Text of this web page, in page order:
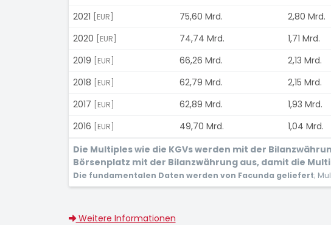
2021
[EUR] 75,60 Mrd. 2,80 Mrd.
2020
[EUR] 74,74 Mrd. 1,71 Mrd.
2019
[EUR] 66,26 Mrd. 2,13 Mrd.
2018
[EUR] 62,79 Mrd. 2,15 Mrd.
2017
[EUR] 62,89 Mrd. 1,93 Mrd.
2016
[EUR] 49,70 Mrd. 1,04 Mrd.
Die Multiples wie die KGVs werden mit der
Börsenplatz mit der Bilanzwährung aus, damit die
Die fundamentalen Daten werden von Facunda geliefert;
Weitere Informationen